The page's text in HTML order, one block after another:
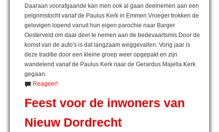
Daaraan voorafgaande kan men ook al gaan deelnemen aan een
pelgrimstocht vanaf de Paulus Kerk in Emmen.Vroeger trokken de
gelovigen lopend vanuit hun eigen parochie naar Barger
Oosterveld om daar deel te nemen aan de bedevaartsmis.Door de
komst van de auto's is dat langzaam weggevallen. Vorig jaar is
deze traditie door een kleine groep weer opgepakt en zijn
wandelend vanaf de Paulus Kerk naar de Gerardus Majella Kerk
gegaan.
Reageer!
Feest voor de inwoners van
Nieuw Dordrecht